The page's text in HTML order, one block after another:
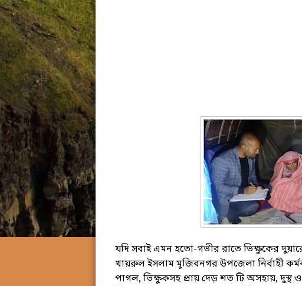
যদি সবাই এমন হতো-গভীর রাতে ভিক্ষুকের
খায়রুল ইসলাম মুজিবনগর উপজেলা নির্বাহী
পাগল, ভিক্ষুকসহ প্রায় দেড় শত টি অসহায়, দুস্থ ও